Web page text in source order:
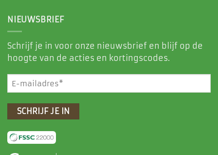
NIEUWSBRIEF
Schrijf je in voor onze nieuwsbrief en blijf op de
hoogte van de acties en kortingscodes.
E-
mailadres
(Vereist)